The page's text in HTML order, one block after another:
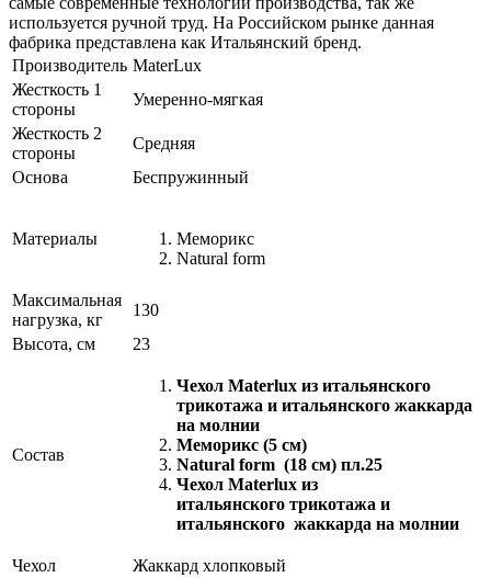
используется ручной труд. На Российском рынке данная
фабрика представлена как Итальянский бренд.
Производитель MaterLux
Жесткость 1
стороны
Умеренно-мягкая
Жесткость 2
стороны
Средняя
Основа
Беспружинный
Материалы
Меморикс
Natural form
Максимальная
нагрузка, кг
130
Высота, см
23
Состав
Чехол Materlux из итальянского
трикотажа и итальянского жаккарда
на молнии
Меморикс (5 см)
Natural form (18 см) пл.25
Чехол Materlux из
итальянского трикотажа и
итальянского жаккарда на молнии
Чехол
Жаккард хлопковый